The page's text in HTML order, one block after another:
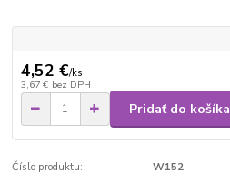
4,52 €/ks
3,67 € bez DPH
Pridať do košíka
Číslo produktu: W152